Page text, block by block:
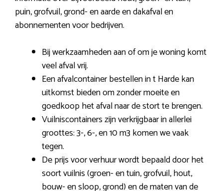
puin, grofvuil, grond- en aarde en dakafval en
abonnementen voor bedrijven.
Bij werkzaamheden aan of om je woning komt
veel afval vrij.
Een afvalcontainer bestellen in t Harde kan
uitkomst bieden om zonder moeite en
goedkoop het afval naar de stort te brengen.
Vuilniscontainers zijn verkrijgbaar in allerlei
groottes: 3-, 6-, en 10 m3 komen we vaak
tegen.
De prijs voor verhuur wordt bepaald door het
soort vuilnis (groen- en tuin, grofvuil, hout,
bouw- en sloop, grond) en de maten van de